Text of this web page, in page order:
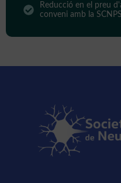
Reducció en el preu
conveni amb la SCNPS